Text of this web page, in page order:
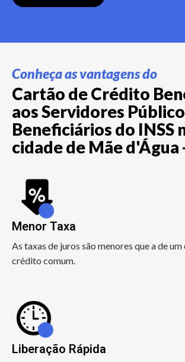
Conheça as vantagens do
Cartão de Crédito
aos Servidores
Beneficiários do INSS
cidade de Mãe d'Água
Menor Taxa
As taxas de juros são menores que a de
crédito comum.
Liberação Rápida